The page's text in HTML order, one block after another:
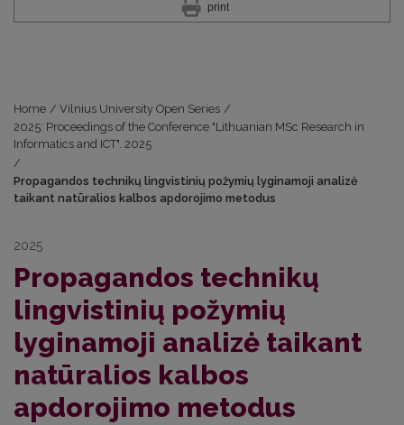
print
Home / Vilnius University Open Series /
2025: Proceedings of the Conference "Lithuanian MSc Research in
Informatics and ICT". 2025
/
Propagandos technikų lingvistinių požymių lyginamoji analizė
taikant natūralios kalbos apdorojimo metodus
2025
Propagandos technikų
lingvistinių požymių
lyginamoji analizė taikant
natūralios kalbos
apdorojimo metodus